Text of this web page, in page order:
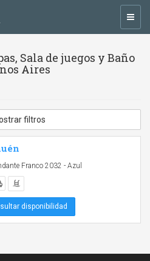
Sala de juegos y Baño
Aires
filtros
Franco 2032 - Azul
disponibilidad